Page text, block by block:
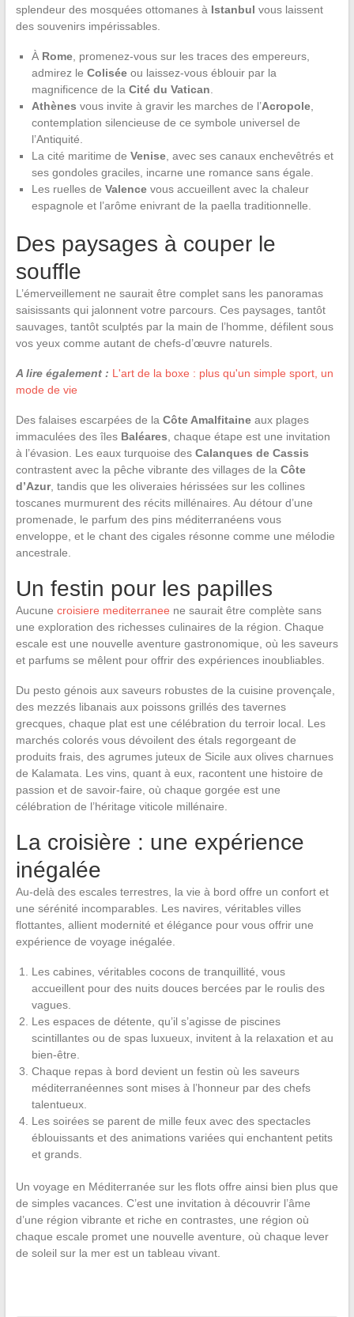
splendeur des mosquées ottomanes à Istanbul vous laissent
des souvenirs impérissables.
À Rome, promenez-vous sur les traces des empereurs,
admirez le Coliséeou laissez-vous éblouir par la
magnificence de la Cité du Vatican
Athènes vous invite à gravir les marches de l’Acropole,
contemplation silencieuse de ce symbole universel de
l’Antiquité.
La cité maritime de Venise, avec ses canaux enchevêtrés et
ses gondoles graciles, incarne une romance sans égale.
Les ruelles de Valencevous accueillent avec la chaleur
espagnole et l’arôme enivrant de la paella traditionnelle.
Des paysages à couper le
souffle
L’émerveillement ne saurait être complet sans les panoramas
saisissants qui jalonnent votre parcours. Ces paysages, tantôt
sauvages, tantôt sculptés par la main de l’homme, défilent sous
vos yeux comme autant de chefs-d’œuvre naturels.
A lire également : L'art de la boxe : plus qu'un simple sport, un
mode de vie
Des falaises escarpées de la Côte Amalfitaineaux plages
immaculées des îles Baléares , chaque étape est une invitation
à l’évasion. Les eaux turquoise des Calanques de Cassis
contrastent avec la pêche vibrante des villages de la Côte
d’Azur, tandis que les oliveraies hérissées sur les collines
toscanes murmurent des récits millénaires. Au détour d’une
promenade, le parfum des pins méditerranéens vous
enveloppe, et le chant des cigales résonne comme une mélodie
ancestrale.
Un festin pour les papilles
Aucune croisiere mediterranee ne saurait être complète sans
une exploration des richesses culinaires de la région. Chaque
escale est une nouvelle aventure gastronomique, où les saveurs
et parfums se mêlent pour offrir des expériences inoubliables.
Du pesto génois aux saveurs robustes de la cuisine provençale,
des mezzés libanais aux poissons grillés des tavernes
grecques, chaque plat est une célébration du terroir local. Les
marchés colorés vous dévoilent des étals regorgeant de
produits frais, des agrumes juteux de Sicile aux olives charnues
de Kalamata. Les vins, quant à eux, racontent une histoire de
passion et de savoir-faire, où chaque gorgée est une
célébration de l’héritage viticole millénaire.
La croisière : une expérience
inégalée
Au-delà des escales terrestres, la vie à bord offre un confort et
une sérénité incomparables. Les navires, véritables villes
flottantes, allient modernité et élégance pour vous offrir une
expérience de voyage inégalée.
Les cabines, véritables cocons de tranquillité, vous
accueillent pour des nuits douces bercées par le roulis des
vagues.
Les espaces de détente, qu’il s’agisse de piscines
scintillantes ou de spas luxueux, invitent à la relaxation et au
bien-être.
Chaque repas à bord devient un festin où les saveurs
méditerranéennes sont mises à l’honneur par des chefs
talentueux.
Les soirées se parent de mille feux avec des spectacles
éblouissants et des animations variées qui enchantent petits
et grands.
Un voyage en Méditerranée sur les flots offre ainsi bien plus que
de simples vacances. C’est une invitation à découvrir l’âme
d’une région vibrante et riche en contrastes, une région où
chaque escale promet une nouvelle aventure, où chaque lever
de soleil sur la mer est un tableau vivant.